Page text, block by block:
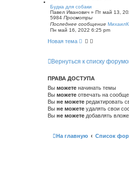
Будка для собаки
Павел Иванович » Пт май 13,
5984 Просмотры
Последнее сообщение МихаилК
Пн май 16, 2022 6:25 pm
Новая тема
Вернуться к списку
ПРАВА ДОСТУПА
Вы можете начинать темы
Вы можете отвечать на
Вы не можете редактировать
Вы не можете удалять свои
Вы не можете добавлять
На главную Список